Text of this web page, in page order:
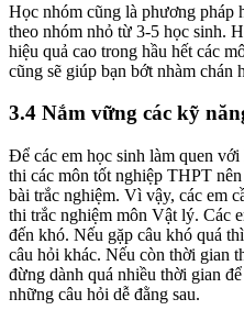
Học nhóm cũng là phương pháp
theo nhóm nhỏ từ 3-5 học sinh.
hiệu quả cao trong hầu hết các
cũng sẽ giúp bạn bớt nhàm chán
3.4 Nắm vững các kỹ
Để các em học sinh làm quen
thi các môn tốt nghiệp THPT
bài trắc nghiệm. Vì vậy, các em
thi trắc nghiệm môn Vật lý. Các
đến khó. Nếu gặp câu khó quá
câu hỏi khác. Nếu còn thời gian
đừng dành quá nhiều thời gian
những câu hỏi dễ đằng sau.